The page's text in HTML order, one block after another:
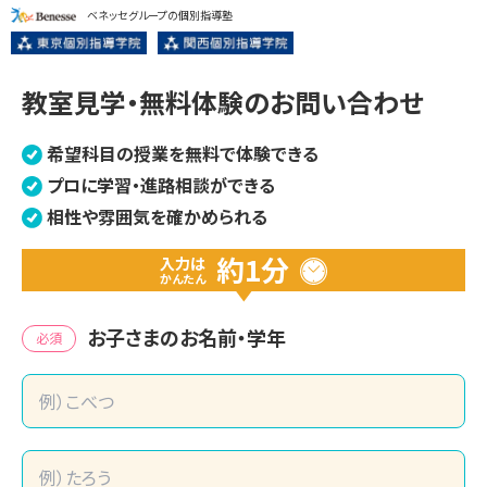
ベネッセグループの個別指導塾
教室見学・無料体験のお問い合わせ
希望科目の授業を無料で体験できる
プロに学習・進路相談ができる
相性や雰囲気を確かめられる
入力は
かんたん 約1分
必須 お子さまのお名前・学年